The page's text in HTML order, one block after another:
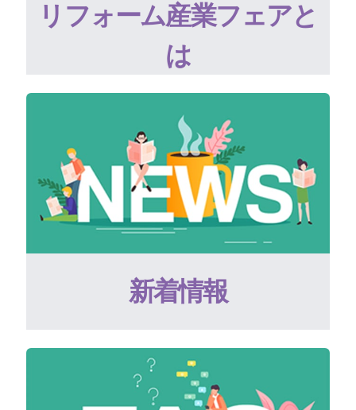
リフォーム産業フェアと
は
新着情報